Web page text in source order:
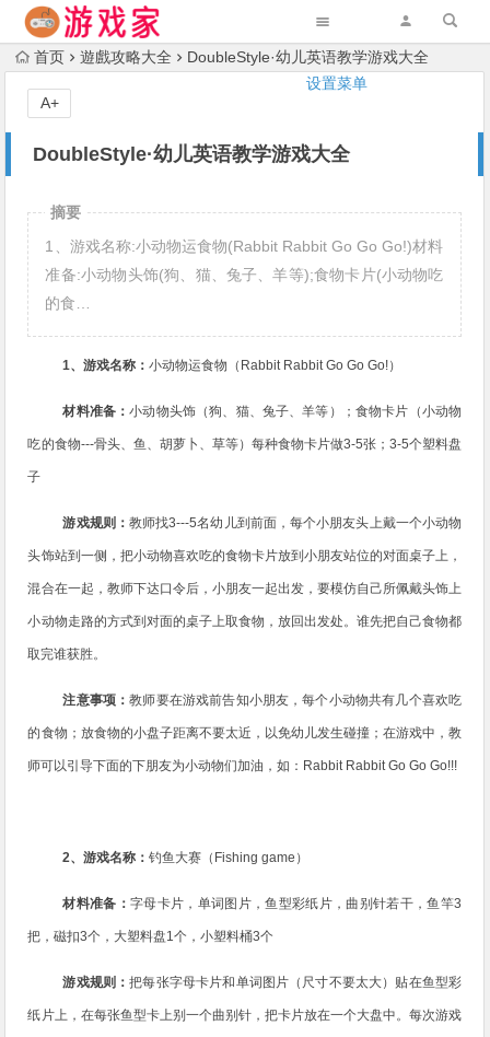
设置菜单
首页 遊戲攻略大全 DoubleStyle·幼儿英语教学游戏大全
DoubleStyle·幼儿英语教学游戏大全
A+
摘要
1、游戏名称:小动物运食物(Rabbit Rabbit Go Go Go!)材料
准备:小动物头饰(狗、猫、兔子、羊等);食物卡片(小动物吃
的食…
1、游戏名称：小动物运食物（ Rabbit Rabbit Go Go Go!）
材料准备：小动物头饰（狗、猫、兔子、羊等）；食物卡片（小动物
吃的食物---骨头、鱼、胡萝卜、草等）每种食物卡片做3-5张； 3-5个塑料盘
子
游戏规则： 教师找3---5名幼儿到前面，每个小朋友头上戴一个小动物
头饰站到一侧，把小动物喜欢吃的食物卡片放到小朋友站位的对面桌子上，
混合在一起，教师下达口令后，小朋友一起出发，要模仿自己所佩戴头饰上
小动物走路的方式到对面的桌子上取食物，放回出发处。谁先把自己食物都
取完谁获胜。
注意事项：教师要在游戏前告知小朋友，每个小动物共有几个喜欢吃
的食物；放食物的小盘子距离不要太近，以免幼儿发生碰撞；在游戏中，教
师可以引导下面的下朋友为小动物们加油，如： Rabbit Rabbit Go Go Go!!!
2、游戏名称：钓鱼大赛（ Fishing game ）
材料准备：字母卡片，单词图片，鱼型彩纸片，曲别针若干，鱼竿3
把，磁扣3个，大塑料盘1个，小塑料桶3个
游戏规则：把每张字母卡片和单词图片（尺寸不要太大）贴在鱼型彩
纸片上，在每张鱼型卡上别一个曲别针，把卡片放在一个大盘中。每次游戏